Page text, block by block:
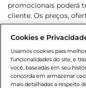
promocionais poderá
cliente. Os preços,
o e-commerce e
sofrer alterações sem
Lei n.º 8069/90, art.
Adolescente). Preços
www.bretas.com.br,
Cookies e
Usamos cookies para
funcionalidades do site, e
você, baseadas em seu
concorda em armazenar
mais detalhadas a respeito